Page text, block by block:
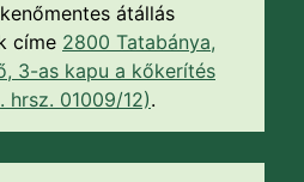
átállás
címe 2800 Tatabánya,
3-as kapu a kőkerítés
hrsz. 01009/12).